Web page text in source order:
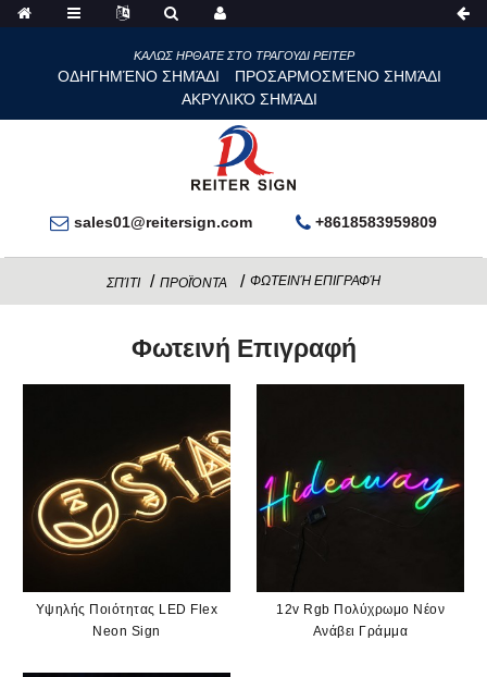
ΚΑΛΩΣ ΗΡΘΑΤΕ ΣΤΟ ΤΡΑΓΟΥΔΙ ΡΕΙΤΕΡ
ΟΔΗΓΗΜΈΝΟ ΣΗΜΆΔΙ
ΠΡΟΣΑΡΜΟΣΜΈΝΟ ΣΗΜΆΔΙ
ΑΚΡΥΛΙΚΌ ΣΗΜΆΔΙ
sales01@reitersign.com +8618583959809
ΣΠΊΤΙ ΠΡΟΪΌΝΤΑ ΦΩΤΕΙΝΉ ΕΠΙΓΡΑΦΉ
Φωτεινή Επιγραφή
Υψηλής Ποιότητας LED Flex
Neon Sign
12v Rgb Πολύχρωμο Νέον
Ανάβει Γράμμα